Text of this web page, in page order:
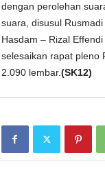
dengan perolehan
suara, disusul
Hasdam – Rizal
selesaikan rapat pleno
2.090 lembar.(SK12)